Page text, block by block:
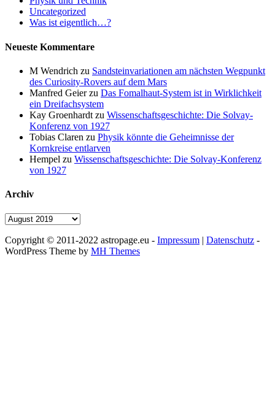
Uncategorized
Was ist eigentlich…?
Neueste Kommentare
M Wendrich zu Sandsteinvariationen am nächsten Wegpunkt
des Curiosity-Rovers auf dem Mars
Manfred Geierzu Das Fomalhaut-System ist in Wirklichkeit
ein Dreifachsystem
Kay Groenhardt zu Wissenschaftsgeschichte: Die Solvay-
Konferenz von 1927
Tobias Claren zu Physik könnte die Geheimnisse der
Kornkreise entlarven
Hempel zu Wissenschaftsgeschichte: Die Solvay-Konferenz
von 1927
Archiv
Archiv
Copyright © 2011-2022 astropage.eu - Impressum | Datenschutz -
WordPress Theme by MH Themes